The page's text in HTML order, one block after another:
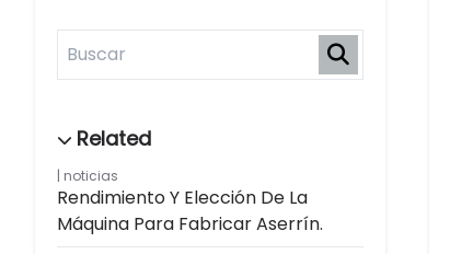
noticias
Rendimiento Y Elección De La
Máquina Para Fabricar Aserrín.